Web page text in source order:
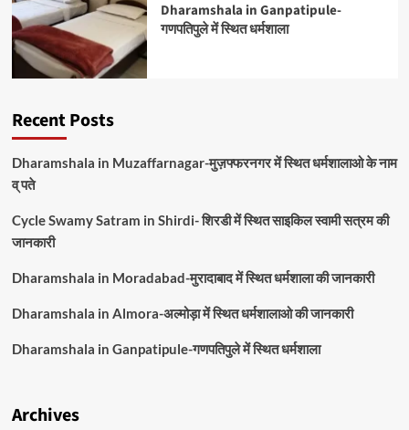
Dharamshala in Ganpatipule-
गणपतिपुले में स्थित धर्मशाला
Recent Posts
Dharamshala in Muzaffarnagar-मुज़फ्फरनगर में स्थित धर्मशालाओ के नाम
व् पते
Cycle Swamy Satram in Shirdi- शिरडी में स्थित साइकिल स्वामी सत्रम की
जानकारी
Dharamshala in Moradabad-मुरादाबाद में स्थित धर्मशाला की जानकारी
Dharamshala in Almora-अल्मोड़ा में स्थित धर्मशालाओ की जानकारी
Dharamshala in Ganpatipule-गणपतिपुले में स्थित धर्मशाला
Archives